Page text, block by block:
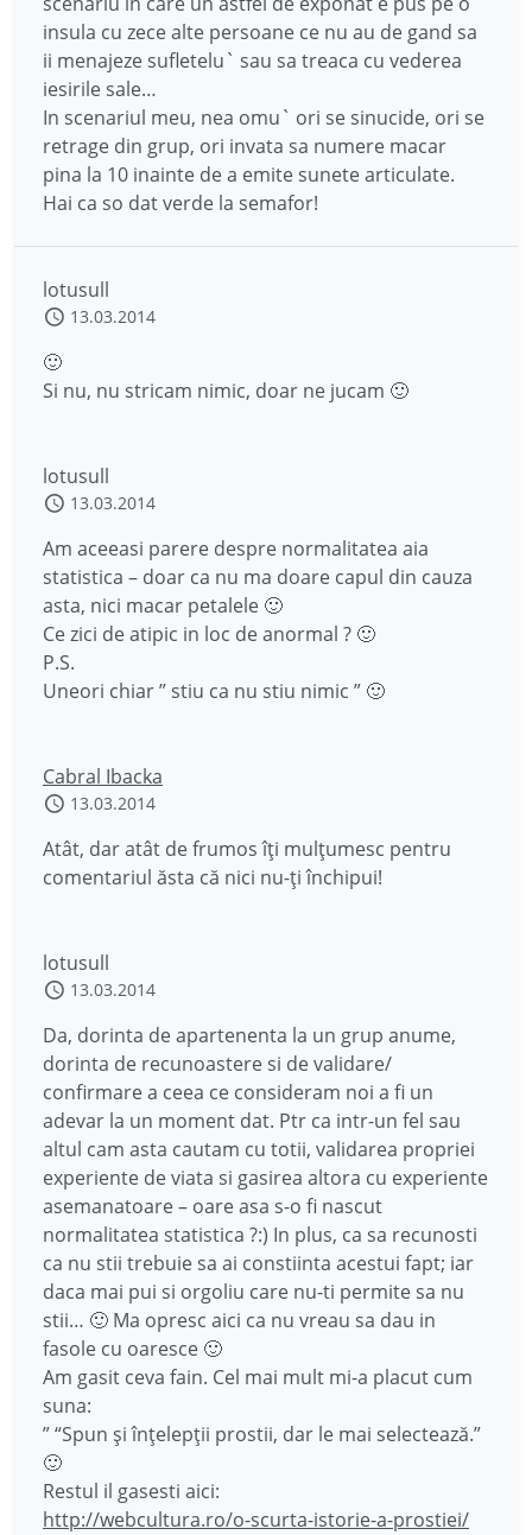
insula cu zece alte persoane ce nu au de gand sa
ii menajeze sufletelu` sau sa treaca cu vederea
iesirile sale…
In scenariul meu, nea omu` ori se sinucide, ori se
retrage din grup, ori invata sa numere macar
pina la 10 inainte de a emite sunete articulate.
Hai ca so dat verde la semafor!
lotusull
13.03.2014
🙂
Si nu, nu stricam nimic, doar ne jucam 🙂
lotusull
13.03.2014
Am aceeasi parere despre normalitatea aia
statistica – doar ca nu ma doare capul din cauza
asta, nici macar petalele 🙂
Ce zici de atipic in loc de anormal ? 🙂
P.S.
Uneori chiar ” stiu ca nu stiu nimic ” 🙂
Cabral Ibacka
13.03.2014
Atât, dar atât de frumos îți mulțumesc pentru
comentariul ăsta că nici nu-ți închipui!
lotusull
13.03.2014
Da, dorinta de apartenenta la un grup anume,
dorinta de recunoastere si de validare/
confirmare a ceea ce consideram noi a fi un
adevar la un moment dat. Ptr ca intr-un fel sau
altul cam asta cautam cu totii, validarea propriei
experiente de viata si gasirea altora cu experiente
asemanatoare – oare asa s-o fi nascut
normalitatea statistica ?:) In plus, ca sa recunosti
ca nu stii trebuie sa ai constiinta acestui fapt; iar
daca mai pui si orgoliu care nu-ti permite sa nu
stii… 🙂 Ma opresc aici ca nu vreau sa dau in
fasole cu oaresce 🙂
Am gasit ceva fain. Cel mai mult mi-a placut cum
suna:
” “Spun și înțelepții prostii, dar le mai selectează.”
🙂
Restul il gasesti aici:
http://webcultura.ro/o-scurta-istorie-a-prostiei/